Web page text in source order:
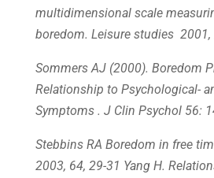
multidimensional scale
boredom. Leisure studies 2001,
Sommers AJ (2000). Boredom
Relationship to Psychological-
Symptoms . J Clin Psychol 56:
Stebbins RA Boredom in free
2003, 64, 29-31 Yang H.